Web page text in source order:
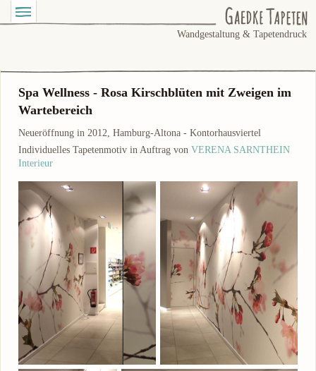
Wandgestaltung & Tapetendruck
Spa Wellness - Rosa Kirschblüten mit Zweigen im
Wartebereich
Neueröffnung in 2012, Hamburg-Altona - Kontorhausviertel
Individuelles Tapetenmotiv in Auftrag von VERENA SARNTHEIN
Interieur